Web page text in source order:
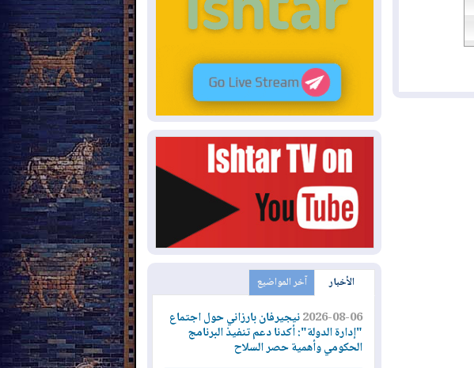
الأخبار آخر المواضيع
2026-08-06نيجيرفان بارزاني حول اجتماع
"إدارة الدولة": أكدنا دعم تنفيذ البرنامج
الحكومي وأهمية حصر السلاح